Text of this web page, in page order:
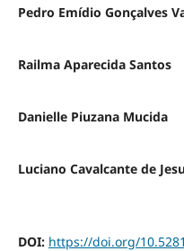
Pedro Emídio Gonçalves
Railma Aparecida Santos
Danielle Piuzana Mucida
Luciano Cavalcante de
DOI: https://doi.org/